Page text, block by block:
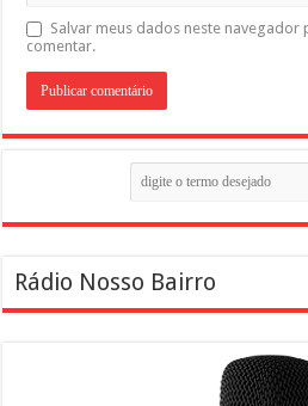
Salvar meus dados neste navegador
comentar.
Rádio Nosso Bairro